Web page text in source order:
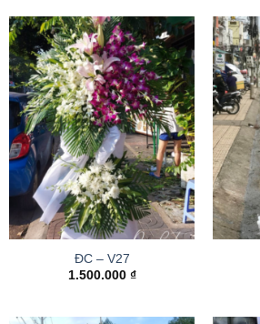
ĐC – V27
1.500.000 ₫